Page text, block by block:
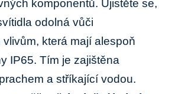
komponentů. Ujistěte se,
odolná vůči
která mají alespoň
IP65. Tím je zajištěna⁤
a ⁢stříkající vodou.